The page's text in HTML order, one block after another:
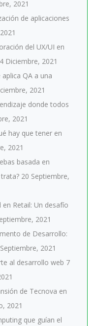
2021
de aplicaciones
del UX/UI en
Diciembre, 2021
QA a una
2021
donde todos
2021
hay que tener en
2021
basada en
20 Septiembre,
Retail: Un desafío
2021
de Desarrollo:
2021
al desarrollo web 7
de Tecnova en
2021
que guían el